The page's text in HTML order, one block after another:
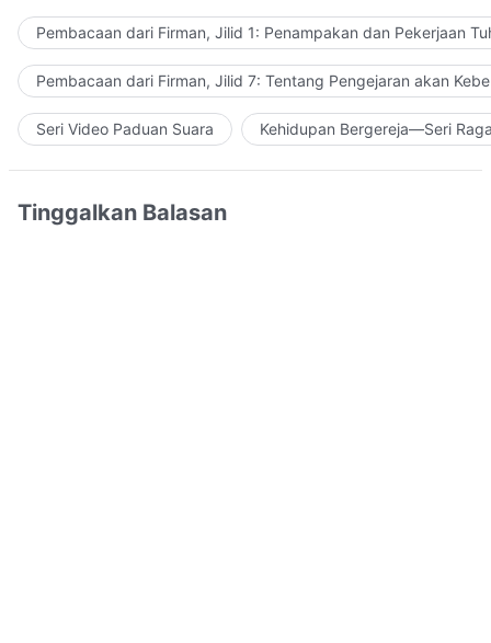
Pembacaan dari Firman, Jilid 1: Penampakan dan Pekerjaan
Pembacaan dari Firman, Jilid 7: Tentang Pengejaran akan
Seri Video Paduan Suara Kehidupan Bergereja—Seri
Tinggalkan Balasan